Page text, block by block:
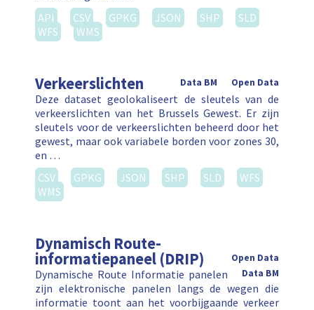
API
CSV GPKG JSON SHP
SLD
WFS
WMS
Verkeerslichten Open Data
Data BM
Deze dataset geolokaliseert de sleutels van de
verkeerslichten van het Brussels Gewest. Er zijn
sleutels voor de verkeerslichten beheerd door het
gewest, maar ook variabele borden voor zones 30,
en …
CSV
GPKG JSON SHP SLD
WFS
WMS
Dynamisch Route-
informatiepaneel (DRIP)
Open Data
Data BM
Dynamische Route Informatie panelen
zijn elektronische panelen langs de wegen die
informatie toont aan het voorbijgaande verkeer